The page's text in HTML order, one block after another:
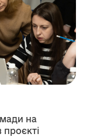
на
проєкті